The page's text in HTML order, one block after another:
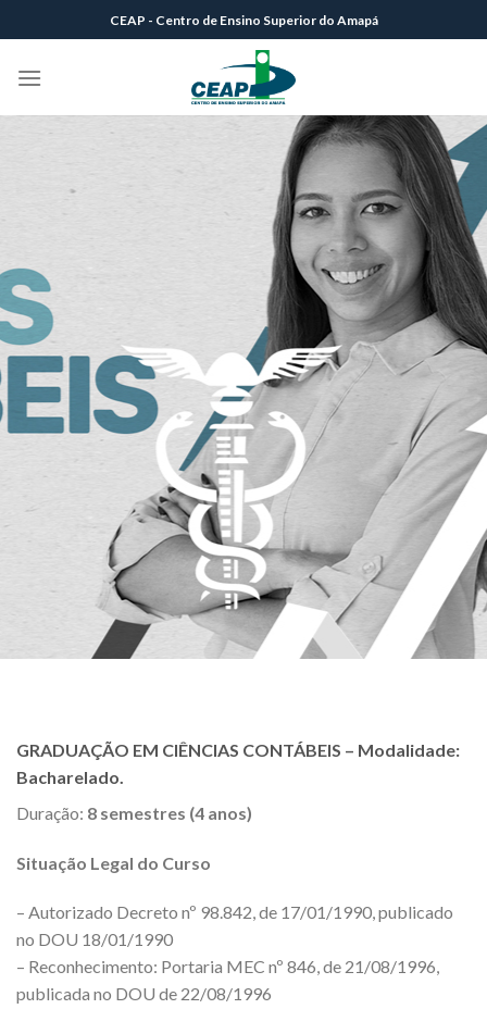
to
content
CEAP - Centro de Ensino Superior do Amapá
GRADUAÇÃO EM CIÊNCIAS CONTÁBEIS – Modalidade:
Bacharelado.
Duração: 8 semestres (4 anos)
Situação Legal do Curso
– Autorizado Decreto nº 98.842, de 17/01/1990, publicado
no DOU 18/01/1990
– Reconhecimento: Portaria MEC nº 846, de 21/08/1996,
publicada no DOU de 22/08/1996